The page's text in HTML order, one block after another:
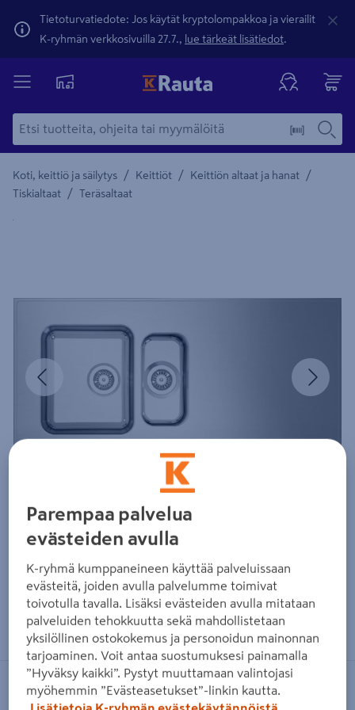
Tietoturvatiedote: Jos käytät kryptolompakkoa ja vierailit
K-ryhmän verkkosivuilla 27.7., lue tärkeät lisätiedot.
Koti, keittiö ja säilytys / Keittiöt / Keittiön altaat ja hanat /
Tiskialtaat / Teräsaltaat
Yksityiskohtainen kuvaus löytyy Tuotteen kuvaus -
Edellinen
Zoomaa kuvaa sormilla kosketusnäytöllä
STALA
Parempaa palvelua
evästeiden avulla
K-ryhmä kumppaneineen käyttää palveluissaan
evästeitä, joiden avulla palvelumme toimivat
toivotulla tavalla. Lisäksi evästeiden avulla mitataan
palveluiden tehokkuutta sekä mahdollistetaan
yksilöllinen ostokokemus ja personoidun mainonnan
tarjoaminen. Voit antaa suostumuksesi painamalla
”Hyväksy kaikki”. Pystyt muuttamaan valintojasi
myöhemmin ”Evästeasetukset”-linkin kautta.